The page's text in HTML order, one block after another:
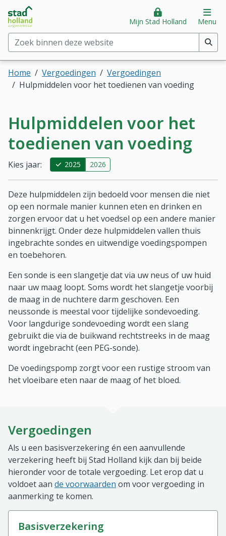
Direct naar hoofdinhoud
Direct naar hoofdmenu
Stad Holland Zorgverzekeraar
Zoek binnen deze website(min. 2 tekens)
Mijn Stad Holland Menu
Home Vergoedingen
Vergoedingen
Hulpmiddelen voor het toedienen van voeding
Hulpmiddelen voor het
toedienen van voeding
Kies jaar: 2025 2026
Deze hulpmiddelen zijn bedoeld voor mensen die niet
op een normale manier kunnen eten en drinken en
zorgen ervoor dat u het voedsel op een andere manier
binnenkrijgt. Onder deze hulpmiddelen vallen thuis
ingebrachte sondes en uitwendige voedingspompen
en toebehoren.
Een sonde is een slangetje dat via uw neus of uw huid
naar uw maag loopt. Soms wordt het slangetje voorbij
de maag in de nuchtere darm geschoven. Een
neussonde is meestal voor tijdelijke sondevoeding.
Voor langdurige sondevoeding wordt een slang
gebruikt die via de buikwand rechtstreeks in de maag
wordt ingebracht (een PEG-sonde).
De voedingspomp zorgt voor een rustige stroom van
het vloeibare eten naar de maag of het bloed.
Vergoedingen
Als u een basisverzekering én een aanvullende
verzekering heeft bij Stad Holland kijk dan bij beide
hieronder voor de totale vergoeding. Let erop dat u
voldoet aan de voorwaarden om voor vergoeding in
aanmerking te komen.
basisverzekering